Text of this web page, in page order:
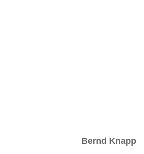
Bernd Knapp